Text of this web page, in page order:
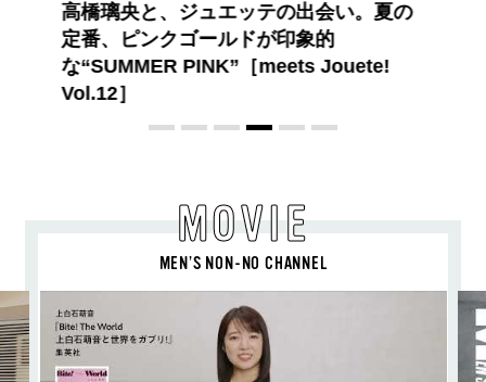
大胆不敵で、どこまでも自由。
BALLISTIK BOYZ 砂田将宏がまとう
COACHの新作フレグランス「コーチ ピ
ュア プラチナム パルファム」
MOVIE
MEN’S NON-NO CHANNEL